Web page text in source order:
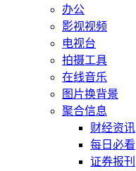
办公
影视视频
电视台
拍摄工具
在线音乐
图片换背景
聚合信息
财经资讯
每日必看
证券报刊